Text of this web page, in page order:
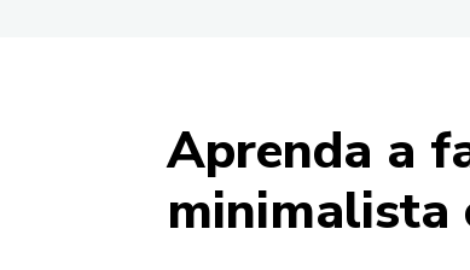
Aprenda a
minimalista